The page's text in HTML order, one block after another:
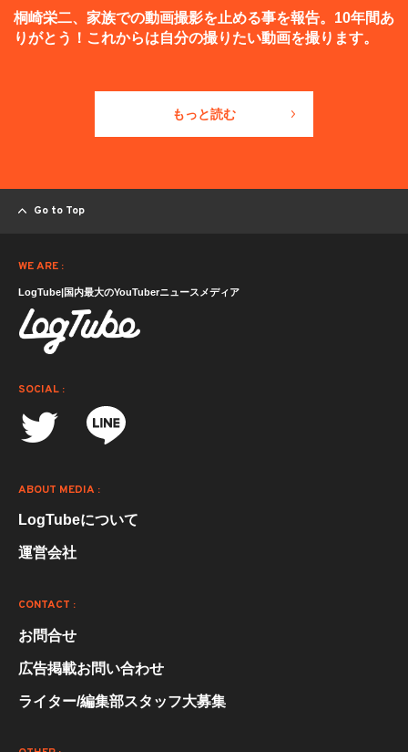
桐崎栄二、家族での動画撮影を止める事を報告。10年間あ
りがとう！これからは自分の撮りたい動画を撮ります。
もっと読む
Go to Top
WE ARE :
LogTube|国内最大のYouTuberニュースメディア
SOCIAL :
ABOUT MEDIA :
LogTubeについて
運営会社
CONTACT :
お問合せ
広告掲載お問い合わせ
ライター/編集部スタッフ大募集